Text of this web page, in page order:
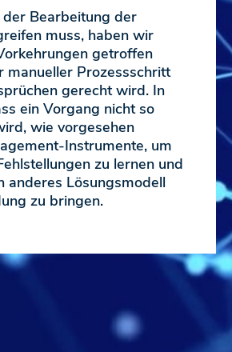
Bearbeitung der
muss, haben wir
getroffen
manueller Prozessschritt
gerecht wird. In
ein Vorgang nicht so
wie vorgesehen
Instrumente, um
zu lernen und
anderes Lösungsmodell
zu bringen.